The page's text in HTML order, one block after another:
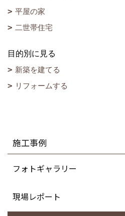
平屋の家
二世帯住宅
目的別に見る
新築を建てる
リフォームする
施工事例
フォトギャラリー
現場レポート